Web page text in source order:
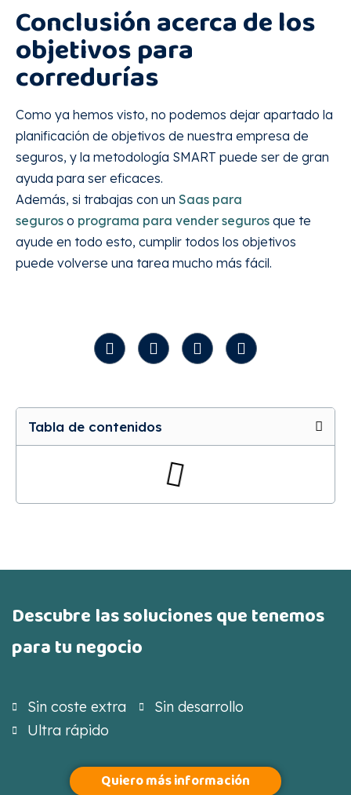
Conclusión acerca de los
objetivos para
corredurías
Como ya hemos visto, no podemos dejar apartado la
planificación de objetivos de nuestra empresa de
seguros, y la metodología SMART puede ser de gran
ayuda para ser eficaces.
Además, si trabajas con un Saas para
seguros o programa para vender seguros que te
ayude en todo esto, cumplir todos los objetivos
puede volverse una tarea mucho más fácil.
Tabla de contenidos
Descubre las soluciones que tenemos
para tu negocio
Sin coste extra
Sin desarrollo
Ultra rápido
Quiero más información